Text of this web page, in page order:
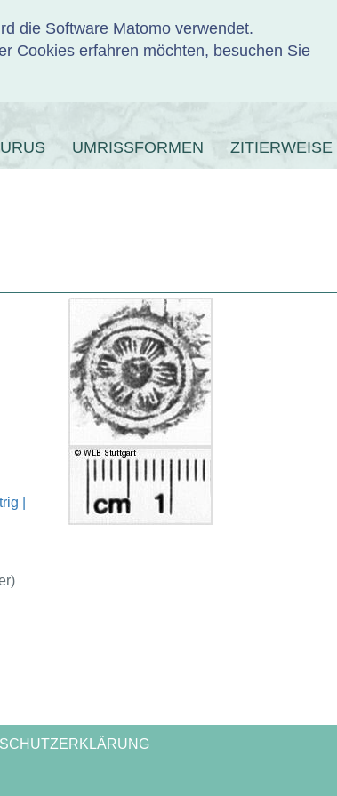
die Software Matomo verwendet.
Cookies erfahren möchten, besuchen Sie
UMRISSFORMEN ZITIERWEISE
|